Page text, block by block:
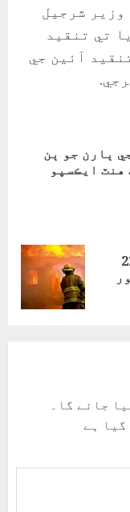
وزير شرجيل
تي تنقيد
آئين جي
ٻارن جو ٻن
ايڪسپو
جا 225
جائے گا۔
گیا ہے